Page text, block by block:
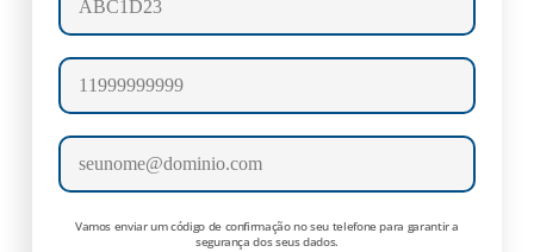
Vamos enviar um código de confirmação no seu telefone para garantir a
segurança dos seus dados.